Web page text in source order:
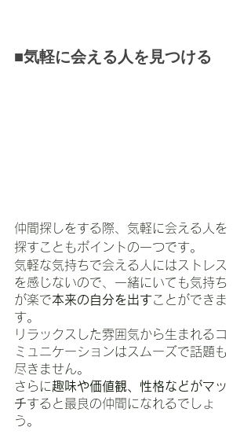
■気軽に会える人を見つける
仲間探しをする際、気軽に会える人を
探すこともポイントの一つです。
気軽な気持ちで会える人にはストレス
を感じないので、一緒にいても気持ち
が楽で本来の自分を出すことができま
す。
リラックスした雰囲気から生まれるコ
ミュニケーションはスムーズで話題も
尽きません。
さらに趣味や価値観、性格などがマッ
チすると最良の仲間になれるでしょ
う。